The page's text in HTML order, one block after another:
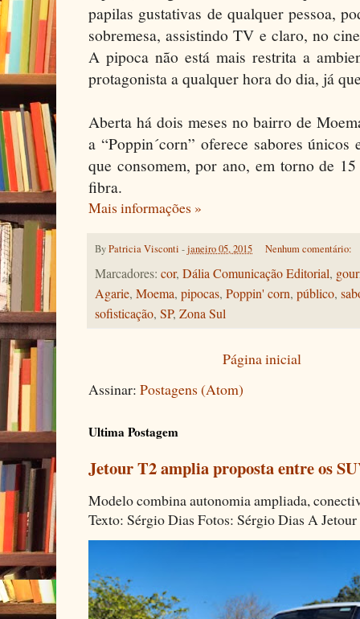
papilas gustativas de qualquer pessoa,
sobremesa, assistindo TV e claro, no
A pipoca não está mais restrita a
protagonista a qualquer hora do dia, já
Aberta há dois meses no bairro de
a “Poppin´corn” oferece sabores
que consomem, por ano, em torno de
fibra.
Mais informações »
ByPatricia Visconti -janeiro 05, 2015 Nenhum comentário:
Marcadores: cor, Dália Comunicação Editorial,
Agarie, Moema, pipocas, Poppin' corn, público,
sofisticação, SP, Zona Sul
Página inicial
Assinar: Postagens (Atom)
Ultima Postagem
Jetour T2 amplia proposta entre os
Modelo combina autonomia ampliada,
Texto: Sérgio Dias Fotos: Sérgio Dias A